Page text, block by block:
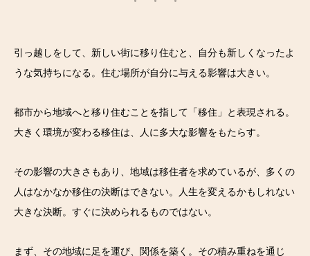
引っ越しをして、新しい街に移り住むと、自分も新しくなったよ
うな気持ちになる。住む場所が自分に与える影響は大きい。
都市から地域へと移り住むことを指して「移住」と表現される。
大きく環境が変わる移住は、人に多大な影響をもたらす。
その影響の大きさもあり、地域は移住者を求めているが、多くの
人はなかなか移住の決断はできない。人生を変えるかもしれない
大きな決断。すぐに決められるものではない。
まず、その地域に足を運び、関係を築く。その積み重ねを通じ